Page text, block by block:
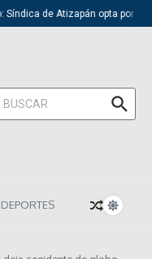
de Atizapán opta por el
DEPORTES